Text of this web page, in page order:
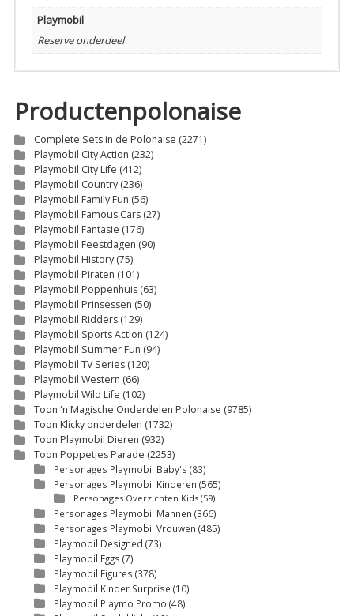
Playmobil
Reserve onderdeel
Productenpolonaise
Complete Sets in de Polonaise (2271)
Playmobil City Action (232)
Playmobil City Life (412)
Playmobil Country (236)
Playmobil Family Fun (56)
Playmobil Famous Cars (27)
Playmobil Fantasie (176)
Playmobil Feestdagen (90)
Playmobil History (75)
Playmobil Piraten (101)
Playmobil Poppenhuis (63)
Playmobil Prinsessen (50)
Playmobil Ridders (129)
Playmobil Sports Action (124)
Playmobil Summer Fun (94)
Playmobil TV Series (120)
Playmobil Western (66)
Playmobil Wild Life (102)
Toon 'n Magische Onderdelen Polonaise (9785)
Toon Klicky onderdelen (1732)
Toon Playmobil Dieren (932)
Toon Poppetjes Parade (2253)
Personages Playmobil Baby's (83)
Personages Playmobil Kinderen (565)
Personages Overzichten Kids (59)
Personages Playmobil Mannen (366)
Personages Playmobil Vrouwen (485)
Playmobil Designed (73)
Playmobil Eggs (7)
Playmobil Figures (378)
Playmobil Kinder Surprise (10)
Playmobil Playmo Promo (48)